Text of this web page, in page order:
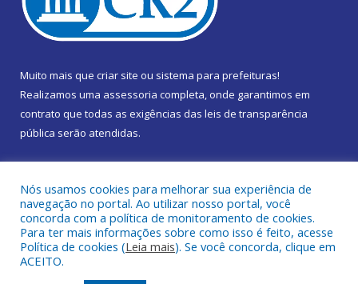
Muito mais que criar site ou sistema para prefeituras!
Realizamos uma assessoria completa, onde garantimos em
contrato que todas as exigências das leis de transparência
pública serão atendidas.
Todos os direitos reservados a Câmara Municipal de Marapanim.
Nós usamos cookies para melhorar sua experiência de
navegação no portal. Ao utilizar nosso portal, você
concorda com a política de monitoramento de cookies.
Para ter mais informações sobre como isso é feito, acesse
Política de cookies (Leia mais). Se você concorda, clique em
ACEITO.